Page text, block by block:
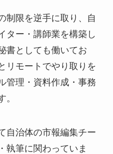
制限を逆手に取り、自
ター・講師業を構築し
書としても働いてお
リモートでやり取りを
管理・資料作成・事務
。
自治体の市報編集チー
執筆に関わっていま